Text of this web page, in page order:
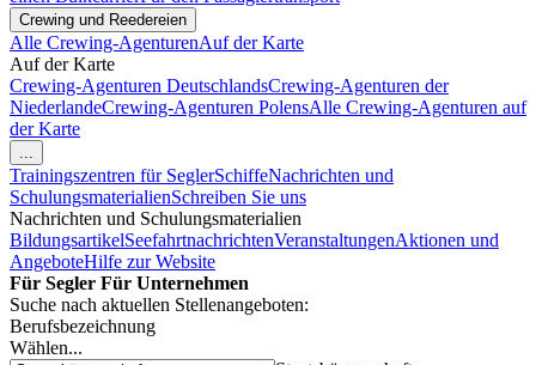
Crewing und Reedereien
Alle Crewing-AgenturenAuf der Karte
Auf der Karte
Crewing-Agenturen DeutschlandsCrewing-Agenturen der
NiederlandeCrewing-Agenturen PolensAlle Crewing-Agenturen auf
der Karte
...
Trainingszentren für SeglerSchiffeNachrichten und
SchulungsmaterialienSchreiben Sie uns
Nachrichten und Schulungsmaterialien
BildungsartikelSeefahrtnachrichtenVeranstaltungenAktionen und
AngeboteHilfe zur Website
Für Segler Für Unternehmen
Suche nach aktuellen Stellenangeboten:
Berufsbezeichnung
Wählen...